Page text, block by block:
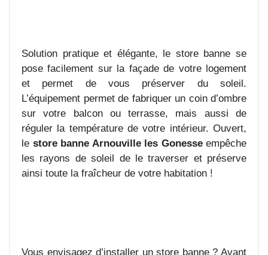
Solution pratique et élégante, le store banne se
pose facilement sur la façade de votre logement
et permet de vous préserver du soleil.
L’équipement permet de fabriquer un coin d’ombre
sur votre balcon ou terrasse, mais aussi de
réguler la température de votre intérieur. Ouvert,
le store banne Arnouville les Gonesseempêche
les rayons de soleil de le traverser et préserve
ainsi toute la fraîcheur de votre habitation !
Vous envisagez d’installer un store banne ? Avant